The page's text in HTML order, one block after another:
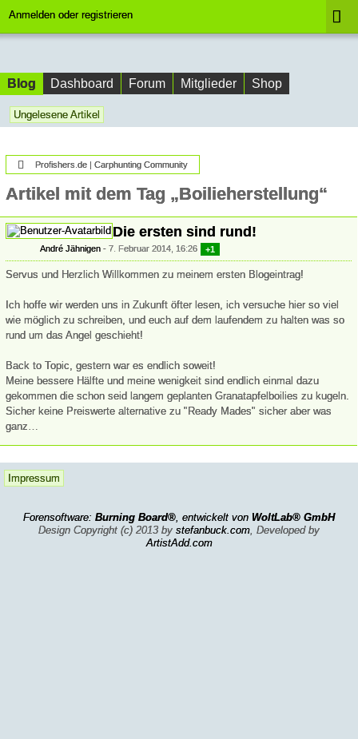
Anmelden oder registrieren
Blog Dashboard Forum Mitglieder Shop
Ungelesene Artikel
Profishers.de | Carphunting Community
Artikel mit dem Tag „Boilieherstellung“
Die ersten sind rund!
André Jähnigen 7. Februar 2014, 16:26 +1
Servus und Herzlich Willkommen zu meinem ersten Blogeintrag!
Ich hoffe wir werden uns in Zukunft öfter lesen, ich versuche hier so viel
wie möglich zu schreiben, und euch auf dem laufendem zu halten was so
rund um das Angel geschieht!
Back to Topic, gestern war es endlich soweit!
Meine bessere Hälfte und meine wenigkeit sind endlich einmal dazu
gekommen die schon seid langem geplanten Granatapfelboilies zu kugeln.
Sicher keine Preiswerte alternative zu "Ready Mades" sicher aber was
ganz…
Impressum
Forensoftware: Burning Board®, entwickelt von WoltLab® GmbH
Design Copyright (c) 2013 by stefanbuck.com, Developed by
ArtistAdd.com